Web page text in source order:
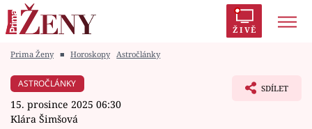
ŽIVĚ
Módní alarm
Prima Ženy ■ Horoskopy Astročlánky
ASTROČLÁNKY
15. prosince 2025 06:30
Klára Šimšová
SDÍLET